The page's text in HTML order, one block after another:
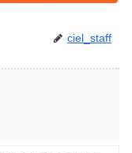
ciel_staff